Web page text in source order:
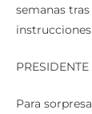
instrucciones
bien nunca